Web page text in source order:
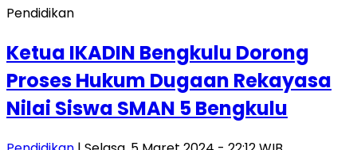
Pendidikan
Ketua IKADIN Bengkulu Dorong
Proses Hukum Dugaan Rekayasa
Nilai Siswa SMAN 5 Bengkulu